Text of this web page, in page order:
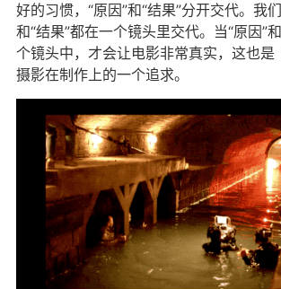
好的习惯，“原因”和“结果”分开交代。我
和“结果”都在一个镜头里交代。当“原因”
个镜头中，才会让电影非常真实，这也是
摄影在制作上的一个追求。